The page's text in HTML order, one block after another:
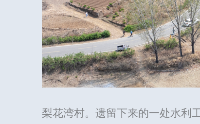
梨花湾村。遗留下来的一处水利